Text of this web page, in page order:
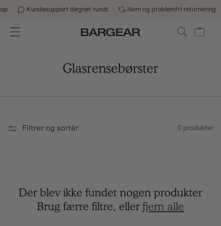
Gå til indhold
Kundesupport døgnet rundt Nem og problemfri returnering
Indkøbskurv
Glasrensebørster
Filtrer og sortér 0 produkter
Der blev ikke fundet nogen produkter
Brug færre filtre, eller fjern alle